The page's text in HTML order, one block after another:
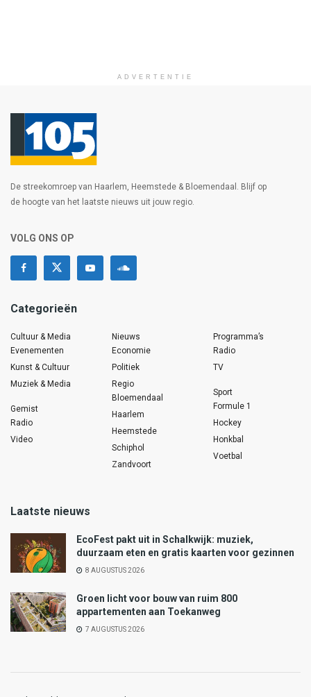
ADVERTENTIE
De streekomroep van Haarlem, Heemstede & Bloemendaal. Blijf op
de hoogte van het laatste nieuws uit jouw regio.
VOLG ONS OP
Categorieën
Cultuur & Media
Evenementen
Kunst & Cultuur
Muziek & Media
Gemist
Radio
Video
Nieuws
Economie
Politiek
Regio
Bloemendaal
Haarlem
Heemstede
Schiphol
Zandvoort
Programma’s
Radio
TV
Sport
Formule 1
Hockey
Honkbal
Voetbal
Laatste nieuws
EcoFest pakt uit in Schalkwijk: muziek,
duurzaam eten en gratis kaarten voor gezinnen
8 AUGUSTUS 2026
Groen licht voor bouw van ruim 800
appartementen aan Toekanweg
7 AUGUSTUS 2026